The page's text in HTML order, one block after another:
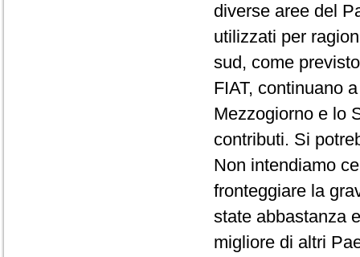
diverse aree del
utilizzati per
sud, come
FIAT, continuano
Mezzogiorno e lo
contributi. Si
Non intendiamo
fronteggiare la
state abbastanza
migliore di altri